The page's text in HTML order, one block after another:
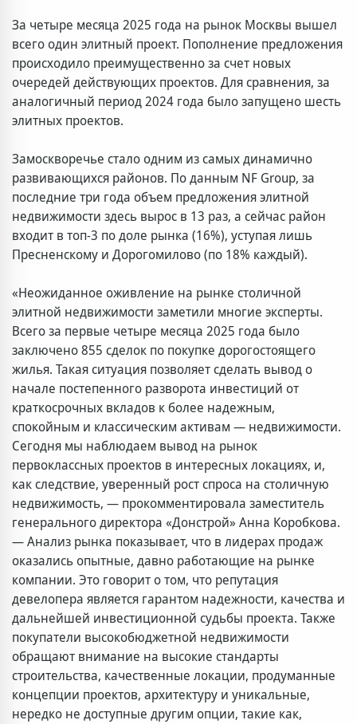
За четыре месяца 2025 года на рынок Москвы вышел
всего один элитный проект. Пополнение предложения
происходило преимущественно за счет новых
очередей действующих проектов. Для сравнения, за
аналогичный период 2024 года было запущено шесть
элитных проектов.
Замоскворечье стало одним из самых динамично
развивающихся районов. По данным NF Group, за
последние три года объем предложения элитной
недвижимости здесь вырос в 13 раз, а сейчас район
входит в топ-3 по доле рынка (16%), уступая лишь
Пресненскому и Дорогомилово (по 18% каждый).
«Неожиданное оживление на рынке столичной
элитной недвижимости заметили многие эксперты.
Всего за первые четыре месяца 2025 года было
заключено 855 сделок по покупке дорогостоящего
жилья. Такая ситуация позволяет сделать вывод о
начале постепенного разворота инвестиций от
краткосрочных вкладов к более надежным,
спокойным и классическим активам — недвижимости.
Сегодня мы наблюдаем вывод на рынок
первоклассных проектов в интересных локациях, и,
как следствие, уверенный рост спроса на столичную
недвижимость, — прокомментировала заместитель
генерального директора «Донстрой» Анна Коробкова.
— Анализ рынка показывает, что в лидерах продаж
оказались опытные, давно работающие на рынке
компании. Это говорит о том, что репутация
девелопера является гарантом надежности, качества и
дальнейшей инвестиционной судьбы проекта. Также
покупатели высокобюджетной недвижимости
обращают внимание на высокие стандарты
строительства, качественные локации, продуманные
концепции проектов, архитектуру и уникальные,
нередко не доступные другим опции, такие как,